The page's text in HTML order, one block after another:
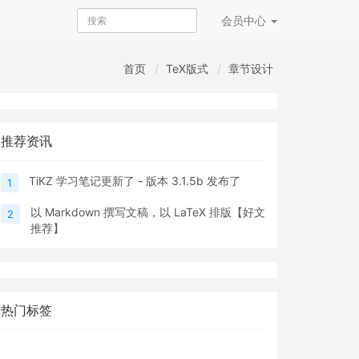
会员中心
首页 TeX版式 章节设计
推荐资讯
1 TiKZ 学习笔记更新了 - 版本 3.1.5b 发布了
2
以 Markdown 撰写文稿，以 LaTeX 排版【好文
推荐】
热门标签